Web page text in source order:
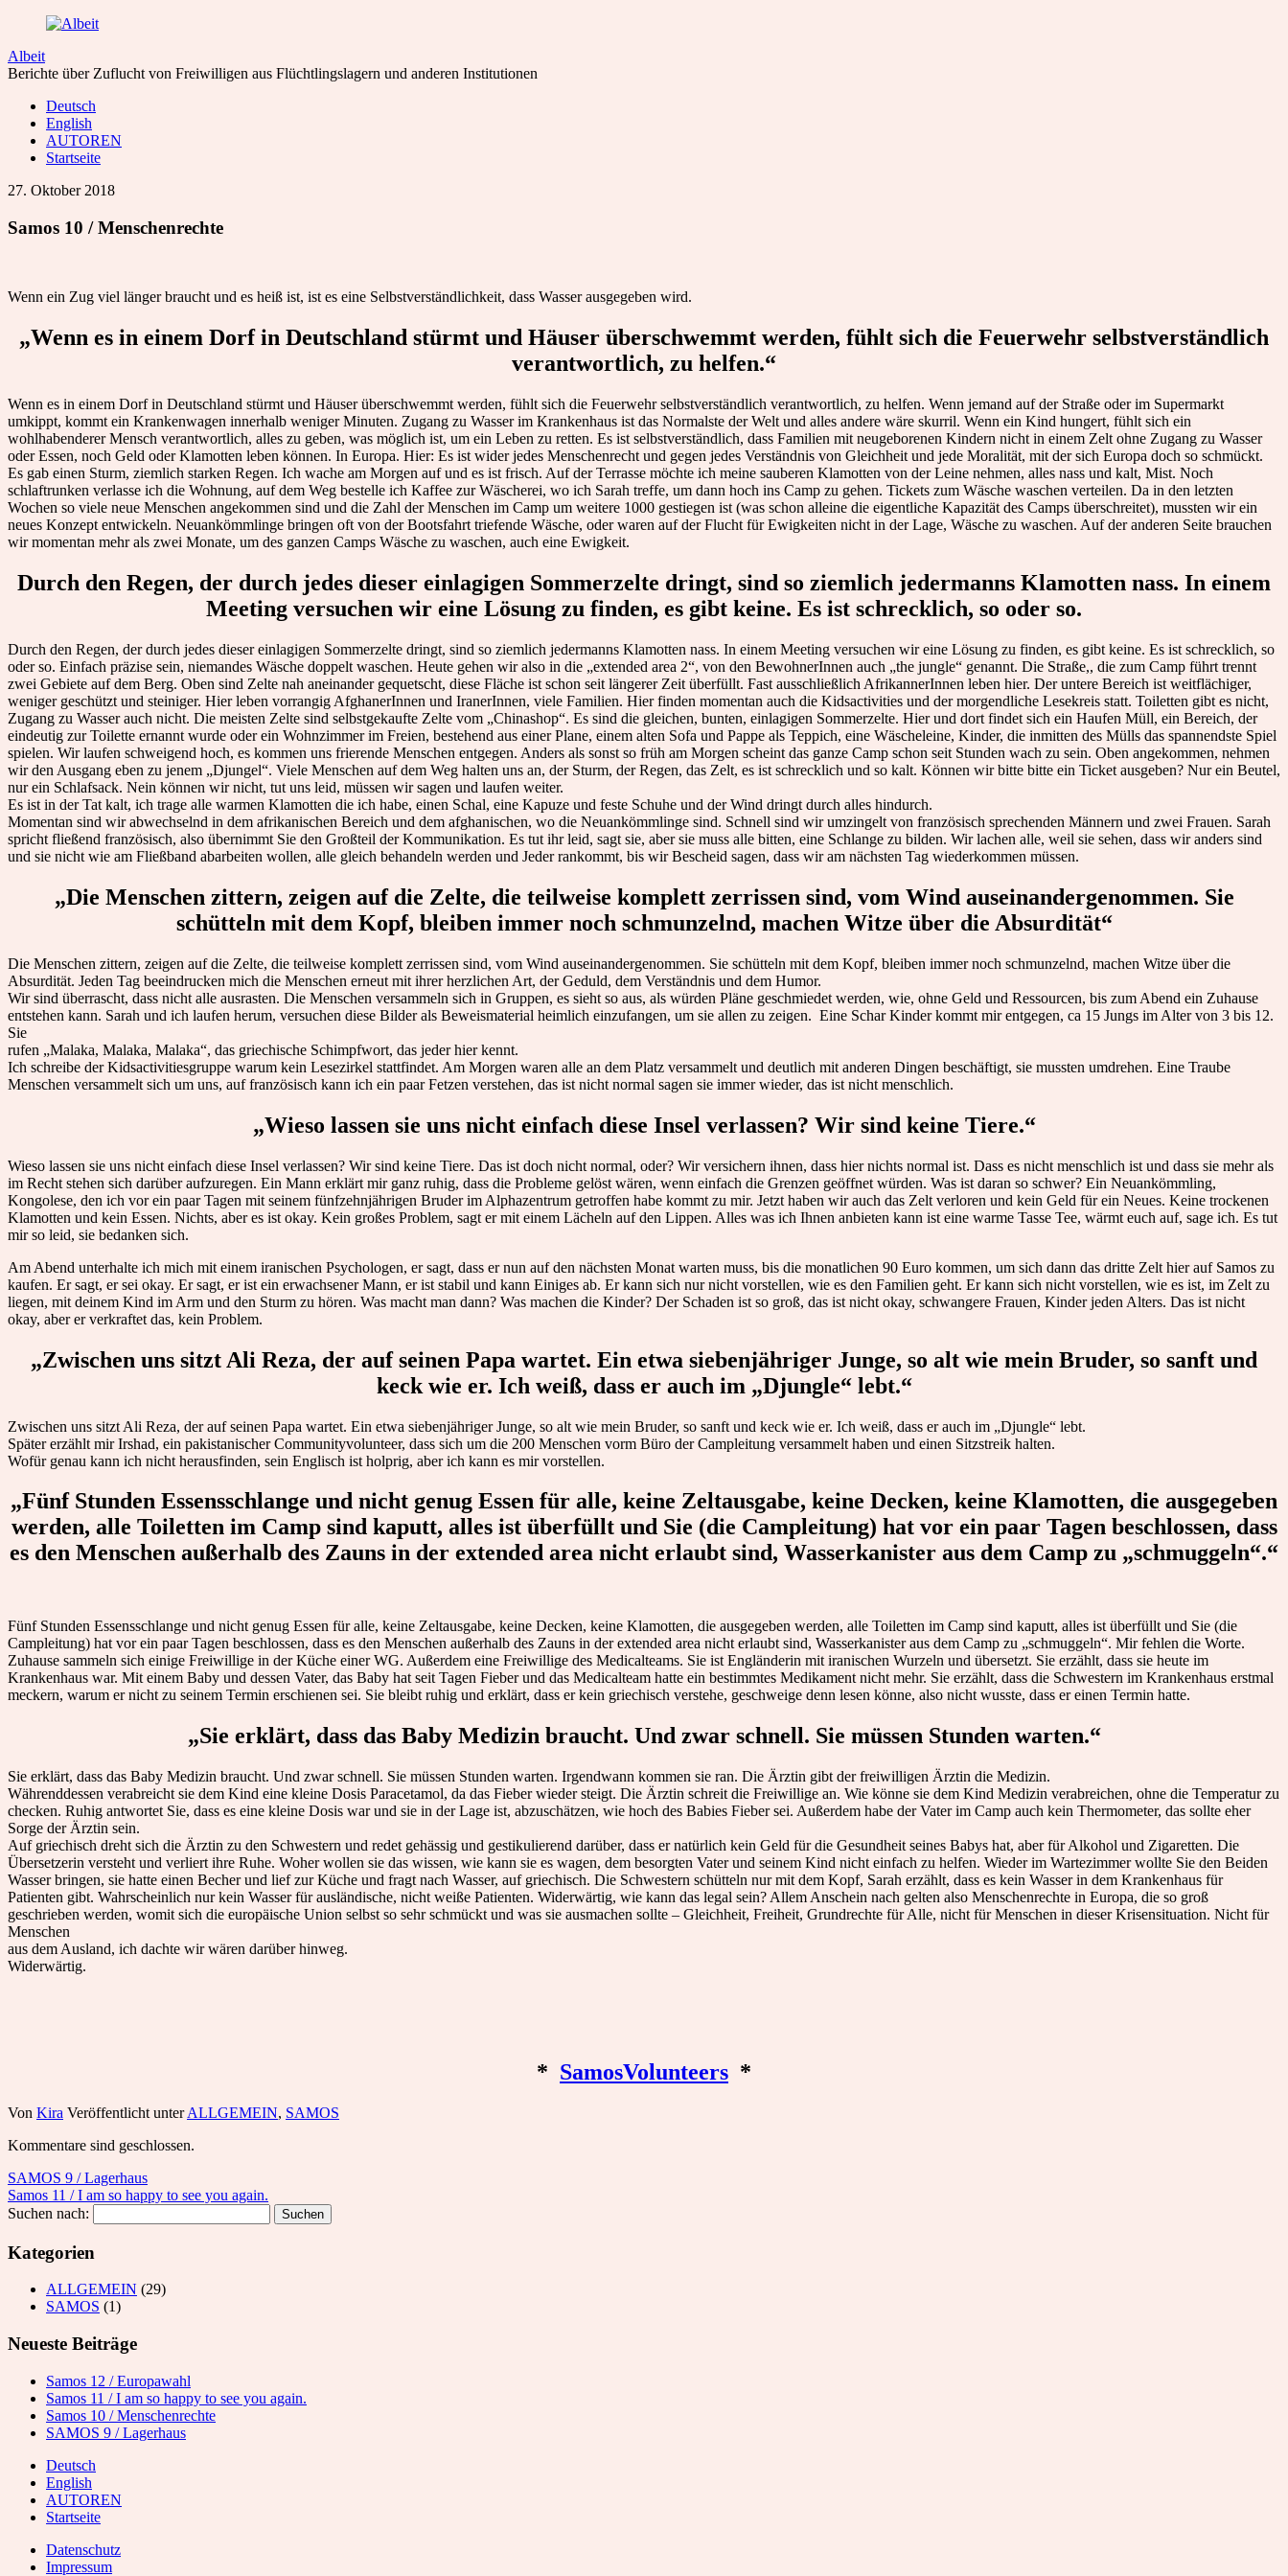
Albeit
Berichte über Zuflucht von Freiwilligen aus Flüchtlingslagern und anderen Institutionen
Deutsch
English
AUTOREN
Startseite
27. Oktober 2018
Samos 10 / Menschenrechte
Wenn ein Zug viel länger braucht und es heiß ist, ist es eine Selbstverständlichkeit, dass Wasser ausgegeben wird.
„Wenn es in einem Dorf in Deutschland stürmt und Häuser überschwemmt werden, fühlt sich die Feuerwehr selbstverständlich
verantwortlich, zu helfen.“
Wenn es in einem Dorf in Deutschland stürmt und Häuser überschwemmt werden, fühlt sich die Feuerwehr selbstverständlich verantwortlich, zu helfen. Wenn jemand auf der Straße oder im Supermarkt
umkippt, kommt ein Krankenwagen innerhalb weniger Minuten. Zugang zu Wasser im Krankenhaus ist das Normalste der Welt und alles andere wäre skurril. Wenn ein Kind hungert, fühlt sich ein
wohlhabenderer Mensch verantwortlich, alles zu geben, was möglich ist, um ein Leben zu retten. Es ist selbstverständlich, dass Familien mit neugeborenen Kindern nicht in einem Zelt ohne Zugang zu Wasser
oder Essen, noch Geld oder Klamotten leben können. In Europa. Hier: Es ist wider jedes Menschenrecht und gegen jedes Verständnis von Gleichheit und jede Moralität, mit der sich Europa doch so schmückt.
Es gab einen Sturm, ziemlich starken Regen. Ich wache am Morgen auf und es ist frisch. Auf der Terrasse möchte ich meine sauberen Klamotten von der Leine nehmen, alles nass und kalt, Mist. Noch
schlaftrunken verlasse ich die Wohnung, auf dem Weg bestelle ich Kaffee zur Wäscherei, wo ich Sarah treffe, um dann hoch ins Camp zu gehen. Tickets zum Wäsche waschen verteilen. Da in den letzten
Wochen so viele neue Menschen angekommen sind und die Zahl der Menschen im Camp um weitere 1000 gestiegen ist (was schon alleine die eigentliche Kapazität des Camps überschreitet), mussten wir ein
neues Konzept entwickeln. Neuankömmlinge bringen oft von der Bootsfahrt triefende Wäsche, oder waren auf der Flucht für Ewigkeiten nicht in der Lage, Wäsche zu waschen. Auf der anderen Seite brauchen
wir momentan mehr als zwei Monate, um des ganzen Camps Wäsche zu waschen, auch eine Ewigkeit.
Durch den Regen, der durch jedes dieser einlagigen Sommerzelte dringt, sind so ziemlich jedermanns Klamotten nass. In einem
Meeting versuchen wir eine Lösung zu finden, es gibt keine. Es ist schrecklich, so oder so.
Durch den Regen, der durch jedes dieser einlagigen Sommerzelte dringt, sind so ziemlich jedermanns Klamotten nass. In einem Meeting versuchen wir eine Lösung zu finden, es gibt keine. Es ist schrecklich, so
oder so. Einfach präzise sein, niemandes Wäsche doppelt waschen. Heute gehen wir also in die „extended area 2“, von den BewohnerInnen auch „the jungle“ genannt. Die Straße,, die zum Camp führt trennt
zwei Gebiete auf dem Berg. Oben sind Zelte nah aneinander gequetscht, diese Fläche ist schon seit längerer Zeit überfüllt. Fast ausschließlich AfrikannerInnen leben hier. Der untere Bereich ist weitflächiger,
weniger geschützt und steiniger. Hier leben vorrangig AfghanerInnen und IranerInnen, viele Familien. Hier finden momentan auch die Kidsactivities und der morgendliche Lesekreis statt. Toiletten gibt es nicht,
Zugang zu Wasser auch nicht. Die meisten Zelte sind selbstgekaufte Zelte vom „Chinashop“. Es sind die gleichen, bunten, einlagigen Sommerzelte. Hier und dort findet sich ein Haufen Müll, ein Bereich, der
eindeutig zur Toilette ernannt wurde oder ein Wohnzimmer im Freien, bestehend aus einer Plane, einem alten Sofa und Pappe als Teppich, eine Wäscheleine, Kinder, die inmitten des Mülls das spannendste Spiel
spielen. Wir laufen schweigend hoch, es kommen uns frierende Menschen entgegen. Anders als sonst so früh am Morgen scheint das ganze Camp schon seit Stunden wach zu sein. Oben angekommen, nehmen
wir den Ausgang eben zu jenem „Djungel“. Viele Menschen auf dem Weg halten uns an, der Sturm, der Regen, das Zelt, es ist schrecklich und so kalt. Können wir bitte bitte ein Ticket ausgeben? Nur ein Beutel,
nur ein Schlafsack. Nein können wir nicht, tut uns leid, müssen wir sagen und laufen weiter.
Es ist in der Tat kalt, ich trage alle warmen Klamotten die ich habe, einen Schal, eine Kapuze und feste Schuhe und der Wind dringt durch alles hindurch.
Momentan sind wir abwechselnd in dem afrikanischen Bereich und dem afghanischen, wo die Neuankömmlinge sind. Schnell sind wir umzingelt von französisch sprechenden Männern und zwei Frauen. Sarah
spricht fließend französisch, also übernimmt Sie den Großteil der Kommunikation. Es tut ihr leid, sagt sie, aber sie muss alle bitten, eine Schlange zu bilden. Wir lachen alle, weil sie sehen, dass wir anders sind
und sie nicht wie am Fließband abarbeiten wollen, alle gleich behandeln werden und Jeder rankommt, bis wir Bescheid sagen, dass wir am nächsten Tag wiederkommen müssen.
„Die Menschen zittern, zeigen auf die Zelte, die teilweise komplett zerrissen sind, vom Wind auseinandergenommen. Sie
schütteln mit dem Kopf, bleiben immer noch schmunzelnd, machen Witze über die Absurdität“
Die Menschen zittern, zeigen auf die Zelte, die teilweise komplett zerrissen sind, vom Wind auseinandergenommen. Sie schütteln mit dem Kopf, bleiben immer noch schmunzelnd, machen Witze über die
Absurdität. Jeden Tag beeindrucken mich die Menschen erneut mit ihrer herzlichen Art, der Geduld, dem Verständnis und dem Humor.
Wir sind überrascht, dass nicht alle ausrasten. Die Menschen versammeln sich in Gruppen, es sieht so aus, als würden Pläne geschmiedet werden, wie, ohne Geld und Ressourcen, bis zum Abend ein Zuhause
entstehen kann. Sarah und ich laufen herum, versuchen diese Bilder als Beweismaterial heimlich einzufangen, um sie allen zu zeigen. Eine Schar Kinder kommt mir entgegen, ca 15 Jungs im Alter von 3 bis 12.
Sie
rufen „Malaka, Malaka, Malaka“, das griechische Schimpfwort, das jeder hier kennt.
Ich schreibe der Kidsactivitiesgruppe warum kein Lesezirkel stattfindet. Am Morgen waren alle an dem Platz versammelt und deutlich mit anderen Dingen beschäftigt, sie mussten umdrehen. Eine Traube
Menschen versammelt sich um uns, auf französisch kann ich ein paar Fetzen verstehen, das ist nicht normal sagen sie immer wieder, das ist nicht menschlich.
„Wieso lassen sie uns nicht einfach diese Insel verlassen? Wir sind keine Tiere.“
Wieso lassen sie uns nicht einfach diese Insel verlassen? Wir sind keine Tiere. Das ist doch nicht normal, oder? Wir versichern ihnen, dass hier nichts normal ist. Dass es nicht menschlich ist und dass sie mehr als
im Recht stehen sich darüber aufzuregen. Ein Mann erklärt mir ganz ruhig, dass die Probleme gelöst wären, wenn einfach die Grenzen geöffnet würden. Was ist daran so schwer? Ein Neuankömmling,
Kongolese, den ich vor ein paar Tagen mit seinem fünfzehnjährigen Bruder im Alphazentrum getroffen habe kommt zu mir. Jetzt haben wir auch das Zelt verloren und kein Geld für ein Neues. Keine trockenen
Klamotten und kein Essen. Nichts, aber es ist okay. Kein großes Problem, sagt er mit einem Lächeln auf den Lippen. Alles was ich Ihnen anbieten kann ist eine warme Tasse Tee, wärmt euch auf, sage ich. Es tut
mir so leid, sie bedanken sich.
Am Abend unterhalte ich mich mit einem iranischen Psychologen, er sagt, dass er nun auf den nächsten Monat warten muss, bis die monatlichen 90 Euro kommen, um sich dann das dritte Zelt hier auf Samos zu
kaufen. Er sagt, er sei okay. Er sagt, er ist ein erwachsener Mann, er ist stabil und kann Einiges ab. Er kann sich nur nicht vorstellen, wie es den Familien geht. Er kann sich nicht vorstellen, wie es ist, im Zelt zu
liegen, mit deinem Kind im Arm und den Sturm zu hören. Was macht man dann? Was machen die Kinder? Der Schaden ist so groß, das ist nicht okay, schwangere Frauen, Kinder jeden Alters. Das ist nicht
okay, aber er verkraftet das, kein Problem.
„Zwischen uns sitzt Ali Reza, der auf seinen Papa wartet. Ein etwa siebenjähriger Junge, so alt wie mein Bruder, so sanft und
keck wie er. Ich weiß, dass er auch im „Djungle“ lebt.“
Zwischen uns sitzt Ali Reza, der auf seinen Papa wartet. Ein etwa siebenjähriger Junge, so alt wie mein Bruder, so sanft und keck wie er. Ich weiß, dass er auch im „Djungle“ lebt.
Später erzählt mir Irshad, ein pakistanischer Communityvolunteer, dass sich um die 200 Menschen vorm Büro der Campleitung versammelt haben und einen Sitzstreik halten.
Wofür genau kann ich nicht herausfinden, sein Englisch ist holprig, aber ich kann es mir vorstellen.
„Fünf Stunden Essensschlange und nicht genug Essen für alle, keine Zeltausgabe, keine Decken, keine Klamotten, die ausgegeben
werden, alle Toiletten im Camp sind kaputt, alles ist überfüllt und Sie (die Campleitung) hat vor ein paar Tagen beschlossen, dass
es den Menschen außerhalb des Zauns in der extended area nicht erlaubt sind, Wasserkanister aus dem Camp zu „schmuggeln“.“
Fünf Stunden Essensschlange und nicht genug Essen für alle, keine Zeltausgabe, keine Decken, keine Klamotten, die ausgegeben werden, alle Toiletten im Camp sind kaputt, alles ist überfüllt und Sie (die
Campleitung) hat vor ein paar Tagen beschlossen, dass es den Menschen außerhalb des Zauns in der extended area nicht erlaubt sind, Wasserkanister aus dem Camp zu „schmuggeln“. Mir fehlen die Worte.
Zuhause sammeln sich einige Freiwillige in der Küche einer WG. Außerdem eine Freiwillige des Medicalteams. Sie ist Engländerin mit iranischen Wurzeln und übersetzt. Sie erzählt, dass sie heute im
Krankenhaus war. Mit einem Baby und dessen Vater, das Baby hat seit Tagen Fieber und das Medicalteam hatte ein bestimmtes Medikament nicht mehr. Sie erzählt, dass die Schwestern im Krankenhaus erstmal
meckern, warum er nicht zu seinem Termin erschienen sei. Sie bleibt ruhig und erklärt, dass er kein griechisch verstehe, geschweige denn lesen könne, also nicht wusste, dass er einen Termin hatte.
„Sie erklärt, dass das Baby Medizin braucht. Und zwar schnell. Sie müssen Stunden warten.“
Sie erklärt, dass das Baby Medizin braucht. Und zwar schnell. Sie müssen Stunden warten. Irgendwann kommen sie ran. Die Ärztin gibt der freiwilligen Ärztin die Medizin.
Währenddessen verabreicht sie dem Kind eine kleine Dosis Paracetamol, da das Fieber wieder steigt. Die Ärztin schreit die Freiwillige an. Wie könne sie dem Kind Medizin verabreichen, ohne die Temperatur zu
checken. Ruhig antwortet Sie, dass es eine kleine Dosis war und sie in der Lage ist, abzuschätzen, wie hoch des Babies Fieber sei. Außerdem habe der Vater im Camp auch kein Thermometer, das sollte eher
Sorge der Ärztin sein.
Auf griechisch dreht sich die Ärztin zu den Schwestern und redet gehässig und gestikulierend darüber, dass er natürlich kein Geld für die Gesundheit seines Babys hat, aber für Alkohol und Zigaretten. Die
Übersetzerin versteht und verliert ihre Ruhe. Woher wollen sie das wissen, wie kann sie es wagen, dem besorgten Vater und seinem Kind nicht einfach zu helfen. Wieder im Wartezimmer wollte Sie den Beiden
Wasser bringen, sie hatte einen Becher und lief zur Küche und fragt nach Wasser, auf griechisch. Die Schwestern schütteln nur mit dem Kopf, Sarah erzählt, dass es kein Wasser in dem Krankenhaus für
Patienten gibt. Wahrscheinlich nur kein Wasser für ausländische, nicht weiße Patienten. Widerwärtig, wie kann das legal sein? Allem Anschein nach gelten also Menschenrechte in Europa, die so groß
geschrieben werden, womit sich die europäische Union selbst so sehr schmückt und was sie ausmachen sollte – Gleichheit, Freiheit, Grundrechte für Alle, nicht für Menschen in dieser Krisensituation. Nicht für
Menschen
aus dem Ausland, ich dachte wir wären darüber hinweg.
Widerwärtig.
* SamosVolunteers *
Von Kira Veröffentlicht unter ALLGEMEIN, SAMOS
Kommentare sind geschlossen.
SAMOS 9 / Lagerhaus
Samos 11 / I am so happy to see you again.
Suchen nach:
Kategorien
ALLGEMEIN (29)
SAMOS (1)
Neueste Beiträge
Samos 12 / Europawahl
Samos 11 / I am so happy to see you again.
Samos 10 / Menschenrechte
SAMOS 9 / Lagerhaus
Deutsch
English
AUTOREN
Startseite
Datenschutz
Impressum